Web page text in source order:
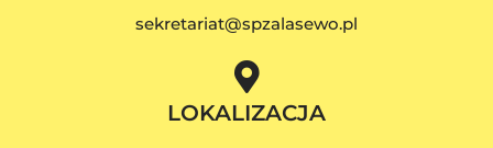
sekretariat@spzalasewo.pl
LOKALIZACJA